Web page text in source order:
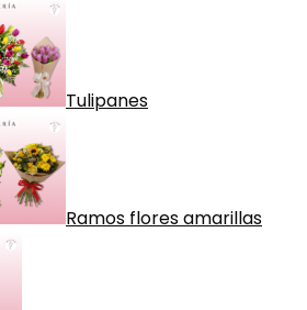
Tulipanes
Ramos flores amarillas